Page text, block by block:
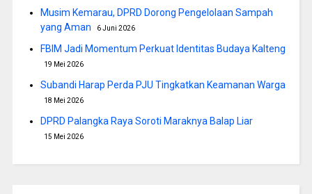
Musim Kemarau, DPRD Dorong Pengelolaan Sampah
yang Aman
6 Juni 2026
FBIM Jadi Momentum Perkuat Identitas Budaya Kalteng
19 Mei 2026
Subandi Harap Perda PJU Tingkatkan Keamanan Warga
18 Mei 2026
DPRD Palangka Raya Soroti Maraknya Balap Liar
15 Mei 2026